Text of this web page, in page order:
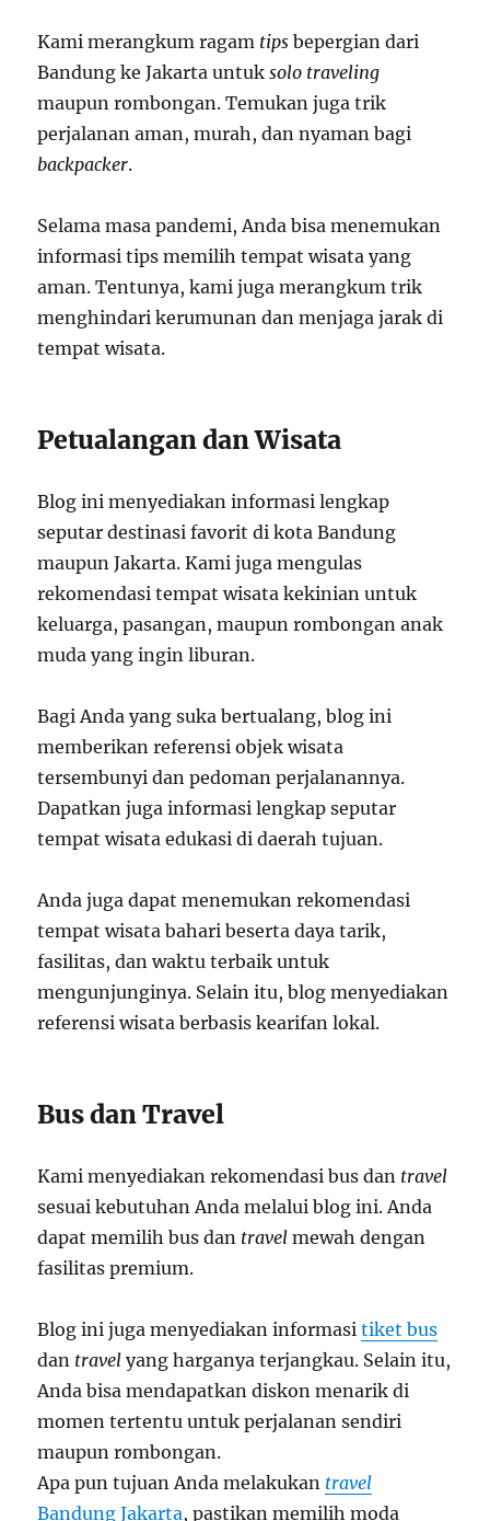
Kami merangkum ragam tips bepergian dari
Bandung ke Jakarta untuksolo traveling
maupun rombongan. Temukan juga trik
perjalanan aman, murah, dan nyaman bagi
backpacker.
Selama masa pandemi, Anda bisa menemukan
informasi tips memilih tempat wisata yang
aman. Tentunya, kami juga merangkum trik
menghindari kerumunan dan menjaga jarak di
tempat wisata.
Petualangan dan Wisata
Blog ini menyediakan informasi lengkap
seputar destinasi favorit di kota Bandung
maupun Jakarta. Kami juga mengulas
rekomendasi tempat wisata kekinian untuk
keluarga, pasangan, maupun rombongan anak
muda yang ingin liburan.
Bagi Anda yang suka bertualang, blog ini
memberikan referensi objek wisata
tersembunyi dan pedoman perjalanannya.
Dapatkan juga informasi lengkap seputar
tempat wisata edukasi di daerah tujuan.
Anda juga dapat menemukan rekomendasi
tempat wisata bahari beserta daya tarik,
fasilitas, dan waktu terbaik untuk
mengunjunginya. Selain itu, blog menyediakan
referensi wisata berbasis kearifan lokal.
Bus dan Travel
Kami menyediakan rekomendasi bus dan travel
sesuai kebutuhan Anda melalui blog ini. Anda
dapat memilih bus dan travel mewah dengan
fasilitas premium.
Blog ini juga menyediakan informasitiket bus
dan travel yang harganya terjangkau. Selain itu,
Anda bisa mendapatkan diskon menarik di
momen tertentu untuk perjalanan sendiri
maupun rombongan.
Apa pun tujuan Anda melakukan travel
Bandung Jakarta, pastikan memilih moda